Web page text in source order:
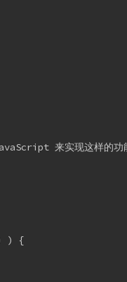
来实现这样
) {